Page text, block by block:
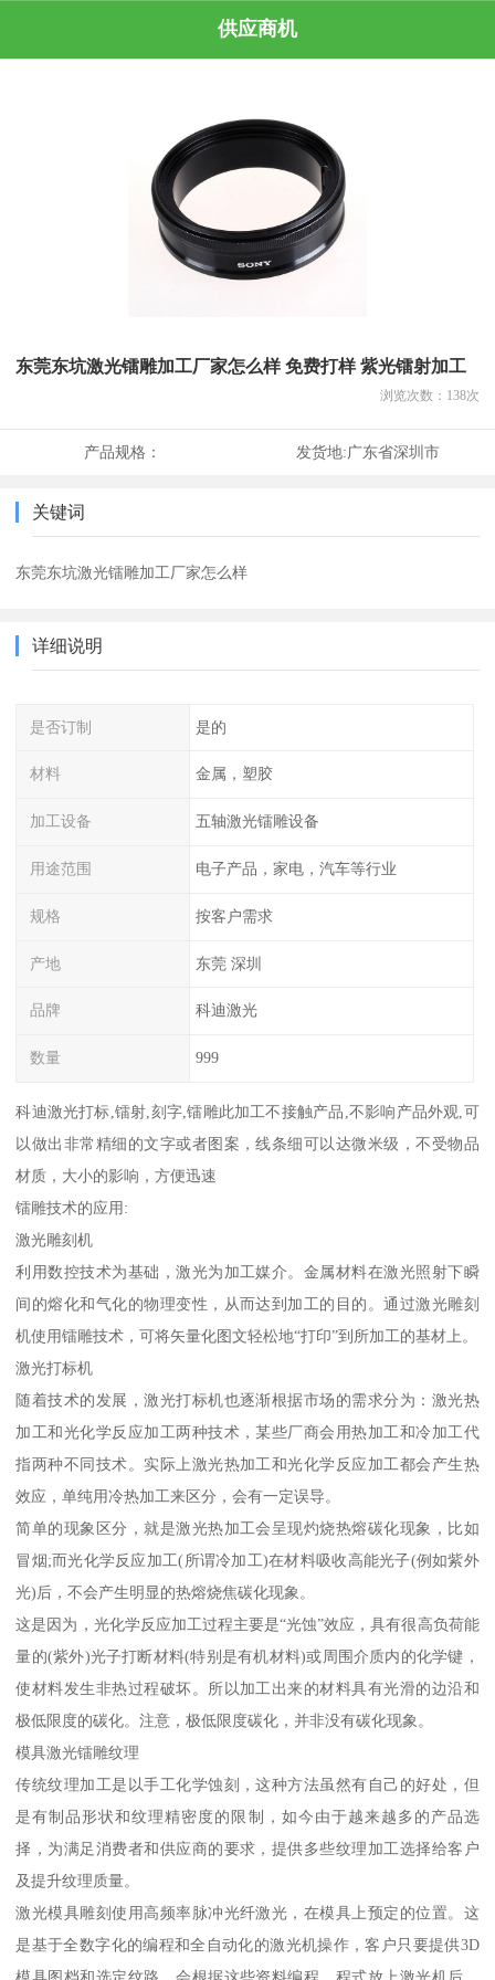
供应商机
东莞东坑激光镭雕加工厂家怎么样 免费打样 紫光镭射加工
浏览次数： 138次
产品规格： 发货地:广东省深圳市
关键词
东莞东坑激光镭雕加工厂家怎么样
详细说明
是否订制 是的
材料 金属，塑胶
加工设备 五轴激光镭雕设备
用途范围 电子产品，家电，汽车等行业
规格 按客户需求
产地 东莞 深圳
品牌 科迪激光
数量 999
科迪激光打标,镭射,刻字,镭雕此加工不接触产品,不影响产品外观,可
以做出非常精细的文字或者图案，线条细可以达微米级，不受物品
材质，大小的影响，方便迅速
镭雕技术的应用:
激光雕刻机
利用数控技术为基础，激光为加工媒介。金属材料在激光照射下瞬
间的熔化和气化的物理变性，从而达到加工的目的。通过激光雕刻
机使用镭雕技术，可将矢量化图文轻松地“打印”到所加工的基材上。
激光打标机
随着技术的发展，激光打标机也逐渐根据市场的需求分为：激光热
加工和光化学反应加工两种技术，某些厂商会用热加工和冷加工代
指两种不同技术。实际上激光热加工和光化学反应加工都会产生热
效应，单纯用冷热加工来区分，会有一定误导。
简单的现象区分，就是激光热加工会呈现灼烧热熔碳化现象，比如
冒烟;而光化学反应加工(所谓冷加工)在材料吸收高能光子(例如紫外
光)后，不会产生明显的热熔烧焦碳化现象。
这是因为，光化学反应加工过程主要是“光蚀”效应，具有很高负荷能
量的(紫外)光子打断材料(特别是有机材料)或周围介质内的化学键，
使材料发生非热过程破坏。所以加工出来的材料具有光滑的边沿和
极低限度的碳化。注意，极低限度碳化，并非没有碳化现象。
模具激光镭雕纹理
传统纹理加工是以手工化学蚀刻，这种方法虽然有自己的好处，但
是有制品形状和纹理精密度的限制，如今由于越来越多的产品选
择，为满足消费者和供应商的要求，提供多些纹理加工选择给客户
及提升纹理质量。
激光模具雕刻使用高频率脉冲光纤激光，在模具上预定的位置。这
是基于全数字化的编程和全自动化的激光机操作，客户只要提供3D